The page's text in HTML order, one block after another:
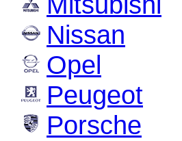
Nissan
Opel
Peugeot
Porsche